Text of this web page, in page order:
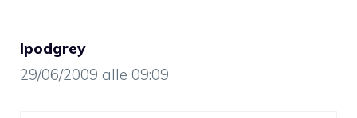
Ipodgrey
29/06/2009 alle 09:09